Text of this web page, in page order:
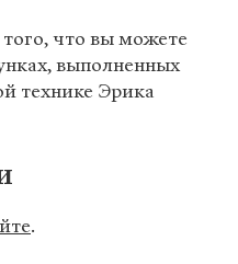
что вы можете
выполненных
технике Эрика
.